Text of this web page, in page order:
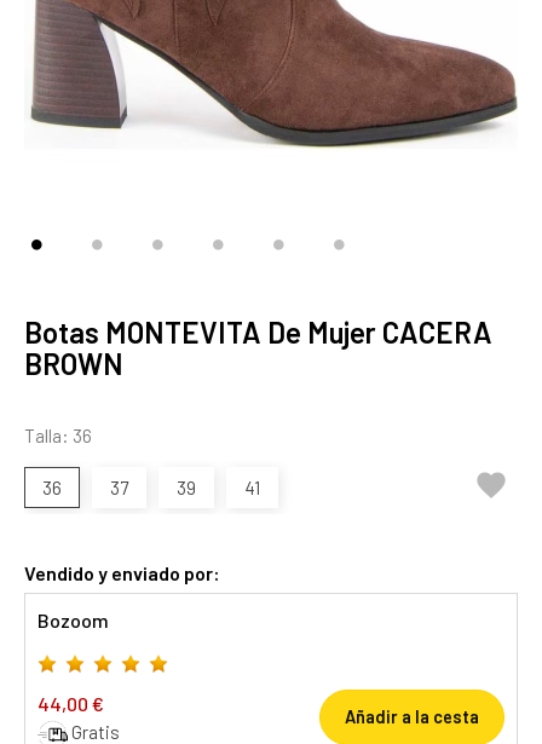
Botas MONTEVITA De Mujer CACERA
BROWN
Talla: 36
36 37 39 41 
Vendido y enviado por:
Bozoom
44,00 €
Gratis
Añadir a la cesta